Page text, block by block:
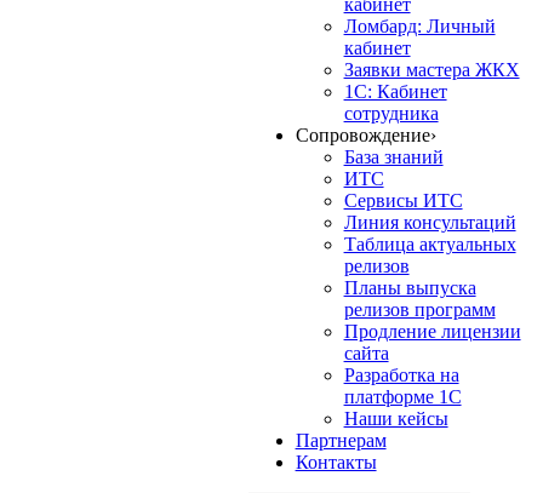
Ломбард: Личный
кабинет
Заявки мастера ЖКХ
1С: Кабинет
сотрудника
Сопровождение›
База знаний
ИТС
Сервисы ИТС
Линия консультаций
Таблица актуальных
релизов
Планы выпуска
релизов программ
Продление лицензии
сайта
Разработка на
платформе 1С
Наши кейсы
Партнерам
Контакты